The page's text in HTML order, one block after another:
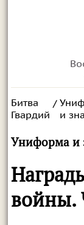
Битва
Гвардий
/
и
Униформа и
войны.